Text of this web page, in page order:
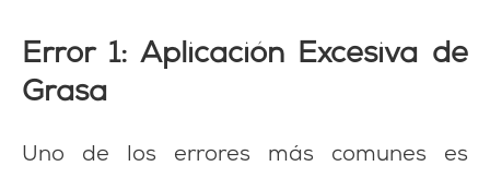
Error 1: Aplicación Excesiva de
Grasa
Uno de los errores más comunes es